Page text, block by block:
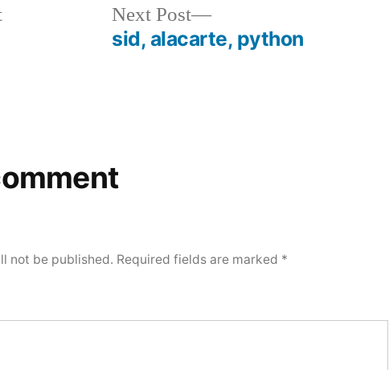
Previous
Next Post
Next
post:
sid, alacarte, python
not be published. Required fields are marked *